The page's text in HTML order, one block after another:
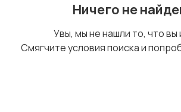
аккумуляторыНичего не
Увы, мы не нашли то, что вы
Смягчите условия поиска и